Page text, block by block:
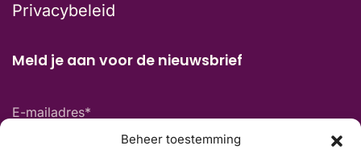
Beheer toestemming
Privacybeleid
Meld je aan voor de nieuwsbrief
E-mailadres*